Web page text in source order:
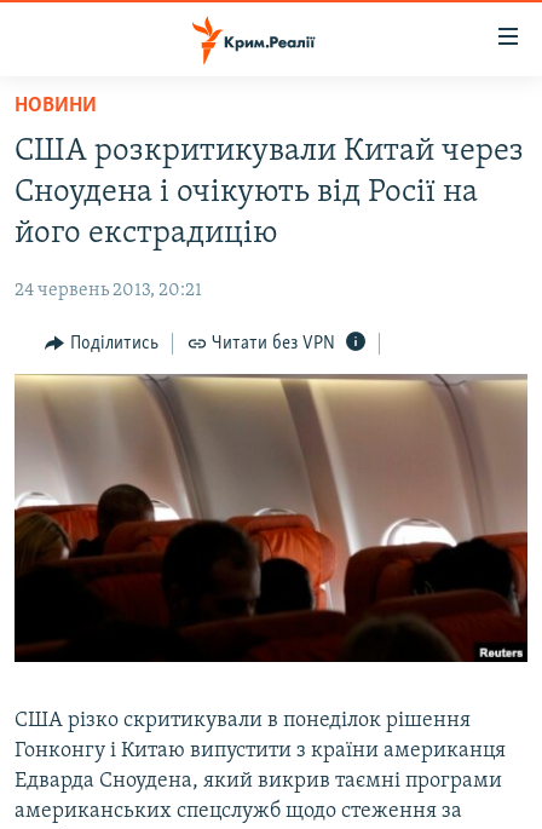
Перейти
основного
матеріалу
Перейти
до
основної
навігації
Перейти
до
пошуку
ВОДА.КРИМ
ВІДЕО ТА ФОТО
БЛОГИ
ПОГЛЯД
ІНТЕРВ'Ю
ВСЕ ЗА ДЕНЬ
СПЕЦПРОЕКТИ
ДЕПОРТАЦІЯ
ВІДЕОУРОКИ «ELIFBE»
УКРАЇНСЬКА ПРОБЛЕМА КРИМУ
ЯК ОБІЙТИ БЛОКУВАННЯ
Русский
Усі сайти RFE/RL
НОВИНИ
США розкритикували Китай через
Сноудена і очікують від Росії на
його екстрадицію
24 червень 2013, 20:21
Поділитись Читати без VPN
США різко скритикували в понеділок рішення
Гонконгу і Китаю випустити з країни американця
Едварда Сноудена, який викрив таємні програми
американських спецслужб щодо стеження за